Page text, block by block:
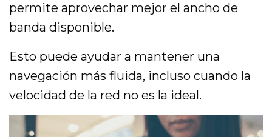
permite aprovechar mejor el ancho de
banda disponible.
Esto puede ayudar a mantener una
navegación más fluida, incluso cuando la
velocidad de la red no es la ideal.